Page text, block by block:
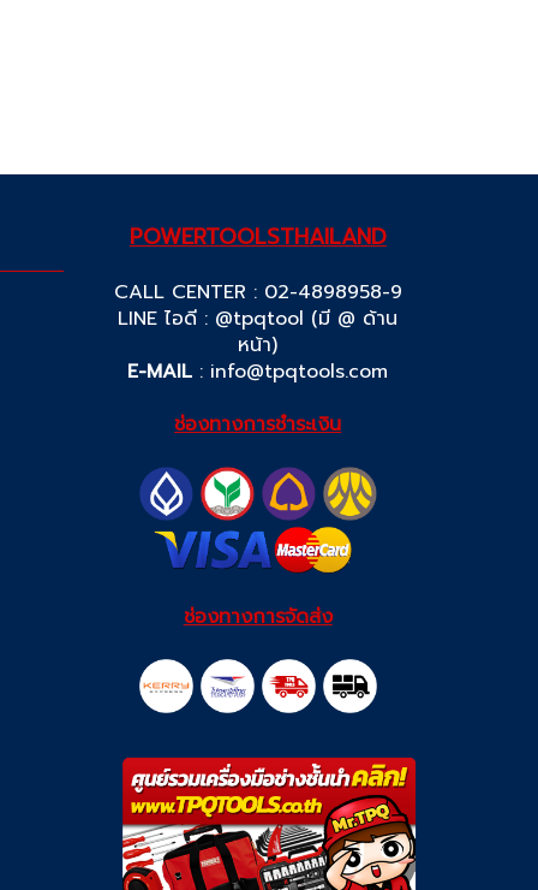
POWERTOOLSTHAILAND
CALL CENTER : 02-4898958-9
LINE ไอดี : @tpqtool (มี @ ด้าน
หน้า)
E-MAIL : info@tpqtools.com
ช่องทางการชำระเงิน
ช่องทางการจัดส่ง